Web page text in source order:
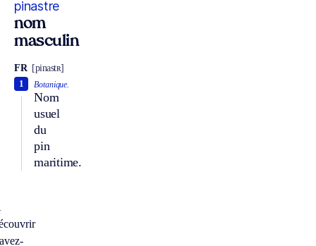
pinastre
nom
masculin
FR [pinastʀ]
Botanique.
Nom
usuel
du
pin
maritime.
1